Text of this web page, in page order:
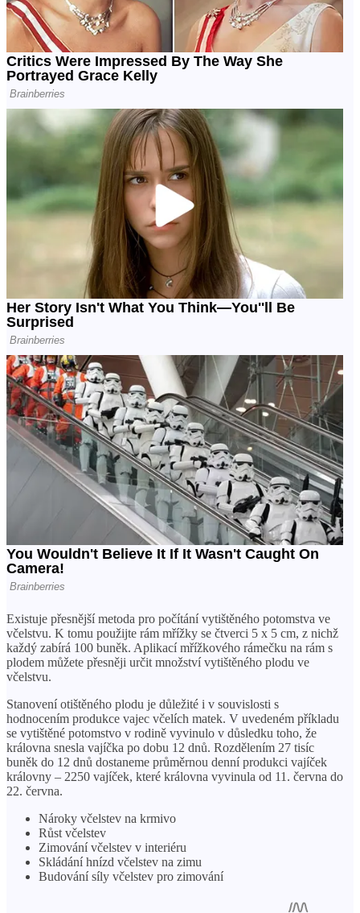
Existuje přesnější metoda pro počítání vytištěného potomstva ve
včelstvu. K tomu použijte rám mřížky se čtverci 5 x 5 cm, z nichž
každý zabírá 100 buněk. Aplikací mřížkového rámečku na rám s
plodem můžete přesněji určit množství vytištěného plodu ve
včelstvu.
Stanovení otištěného plodu je důležité i v souvislosti s
hodnocením produkce vajec včelích matek. V uvedeném příkladu
se vytištěné potomstvo v rodině vyvinulo v důsledku toho, že
královna snesla vajíčka po dobu 12 dnů. Rozdělením 27 tisíc
buněk do 12 dnů dostaneme průměrnou denní produkci vajíček
královny – 2250 vajíček, které královna vyvinula od 11. června do
22. června.
Nároky včelstev na krmivo
Růst včelstev
Zimování včelstev v interiéru
Skládání hnízd včelstev na zimu
Budování síly včelstev pro zimování